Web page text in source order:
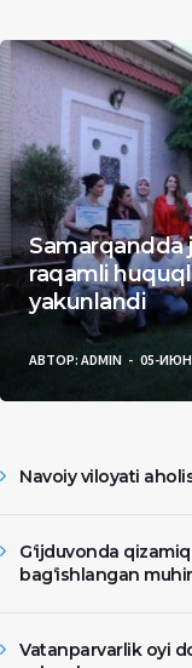
Samarqandda
raqamli
yakunlandi
АВТОР: ADMIN 05-
Navoiy viloyati
Gʻijduvonda
bag‘ishlangan
Vatanparvarlik oyi